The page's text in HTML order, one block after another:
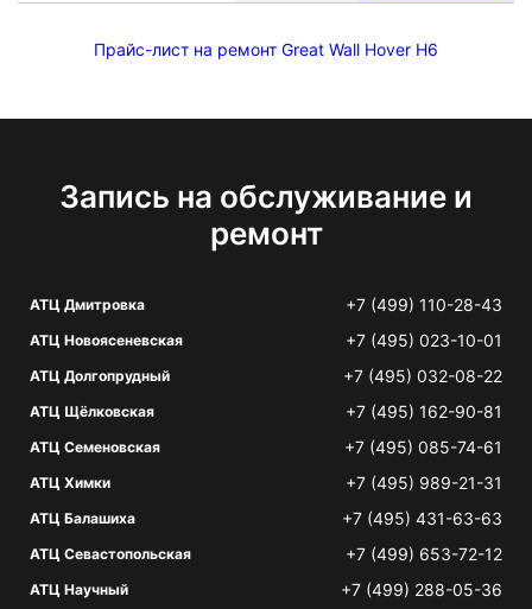
Прайс-лист на ремонт Great Wall Hover H6
Запись на обслуживание и
ремонт
АТЦ Дмитровка +7 (499) 110-28-43
АТЦ Новоясеневская +7 (495) 023-10-01
АТЦ Долгопрудный +7 (495) 032-08-22
АТЦ Щёлковская +7 (495) 162-90-81
АТЦ Семеновская +7 (495) 085-74-61
АТЦ Химки +7 (495) 989-21-31
АТЦ Балашиха +7 (495) 431-63-63
АТЦ Севастопольская +7 (499) 653-72-12
АТЦ Научный +7 (499) 288-05-36